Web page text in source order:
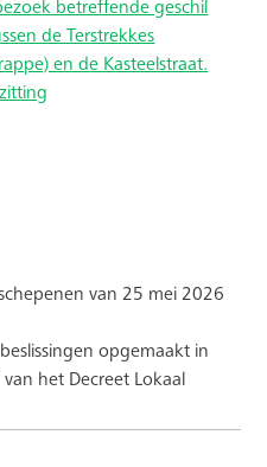
betreffende geschil
de Terstrekkes
en de Kasteelstraat.
van 25 mei 2026
opgemaakt in
het Decreet Lokaal